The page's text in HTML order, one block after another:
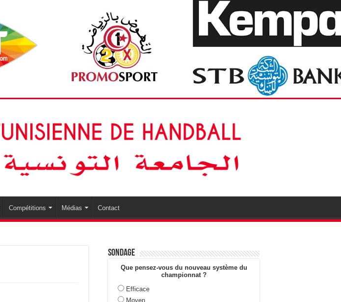
Compétitions Médias Contact
Sondage
Que pensez-vous du nouveau système du
championnat ?
Efficace
Moyen